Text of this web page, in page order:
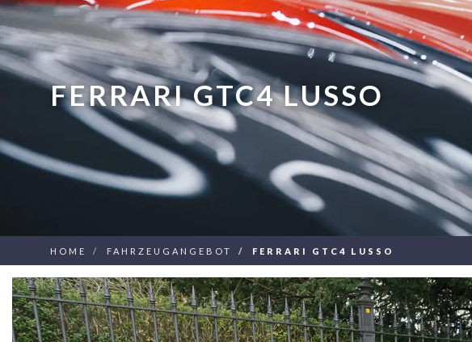
FERRARI GTC4 LUSSO
HOME FAHRZEUGANGEBOT FERRARI GTC4 LUSSO